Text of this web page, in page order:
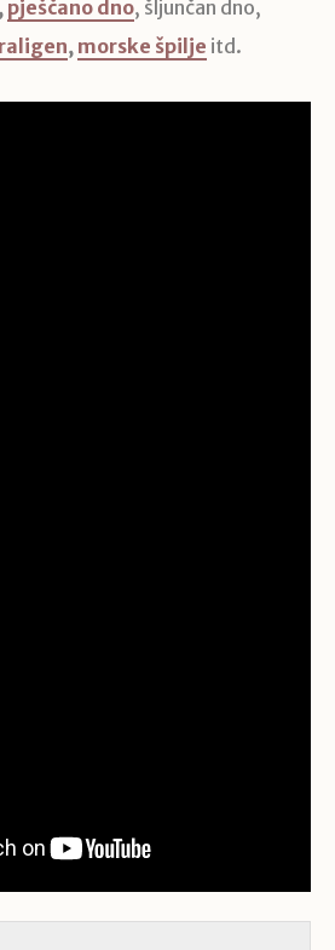
, pješčano dno, šljunčan dno,
, morske špilje itd.